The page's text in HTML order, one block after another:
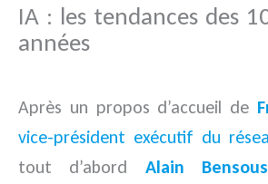
IA : les tendances des
années
Après un propos d’accueil de
vice-président exécutif du
tout d’abord Alain